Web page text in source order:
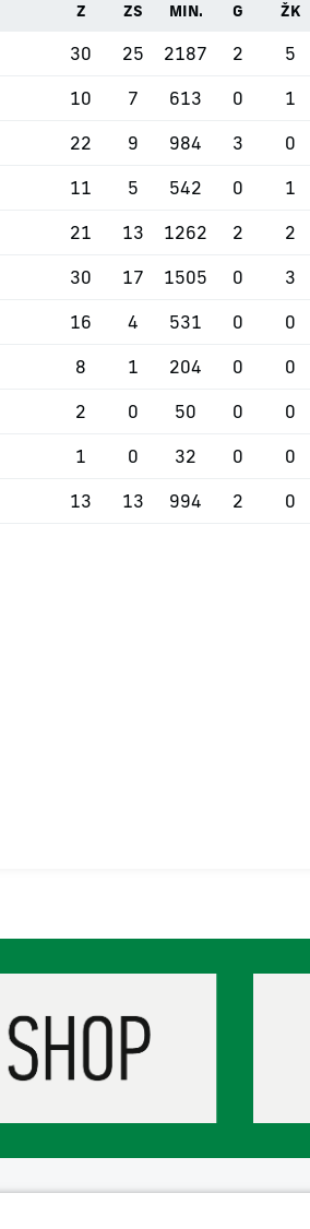
Z ZS MIN. G ŽK
30 25 2187 2 5
10 7 613 0 1
22 9 984 3 0
11 5 542 0 1
21 13 1262 2 2
30 17 1505 0 3
16 4 531 0 0
8 1 204 0 0
2 0 50 0 0
1 0 32 0 0
13 13 994 2 0